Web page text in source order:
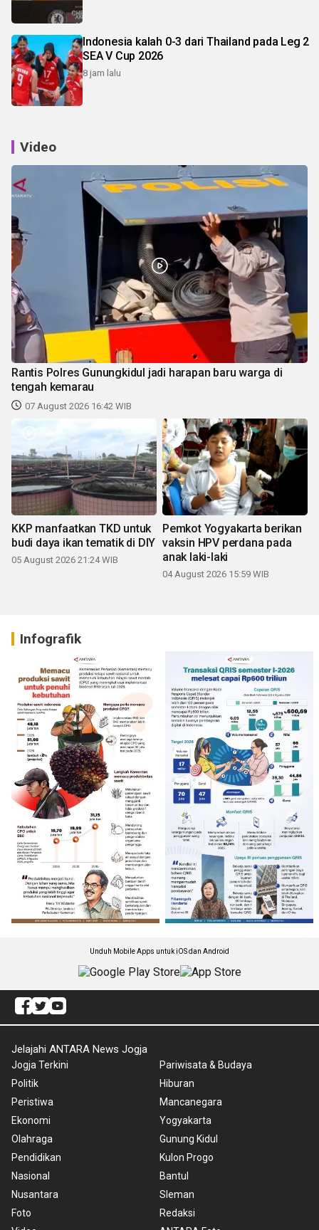
Indonesia kalah 0-3 dari Thailand pada Leg 2
SEA V Cup 2026
8 jam lalu
Video
Rantis Polres Gunungkidul jadi harapan baru warga di
tengah kemarau
07 August 2026 16:42 WIB
KKP manfaatkan TKD untuk
budi daya ikan tematik di DIY
05 August 2026 21:24 WIB
Pemkot Yogyakarta berikan
vaksin HPV perdana pada
anak laki-laki
04 August 2026 15:59 WIB
Infografik
Unduh Mobile Apps untuk iOS dan Android
Jelajahi ANTARA News Jogja
Jogja Terkini
Politik
Peristiwa
Ekonomi
Olahraga
Pendidikan
Nasional
Nusantara
Foto
Pariwisata & Budaya
Hiburan
Mancanegara
Yogyakarta
Gunung Kidul
Kulon Progo
Bantul
Sleman
Redaksi